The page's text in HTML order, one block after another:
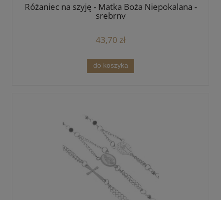
Różaniec na szyję - Matka Boża Niepokalana -
srebrny
43,70 zł
do koszyka